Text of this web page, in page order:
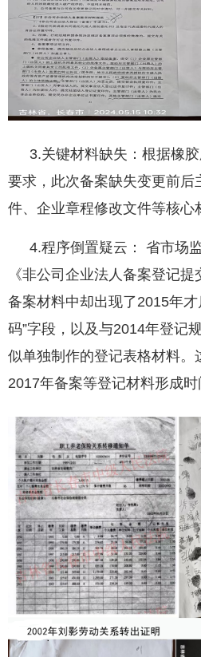
3.关键材料缺失：根据橡
要求，此次备案缺失变更前后
件、企业章程修改文件等核心
4.程序倒置疑云： 省市场
《非公司企业法人备案登记
备案材料中却出现了2015年
码”字段，以及与2014年登记
似单独制作的登记表格材料。
2017年备案等登记材料形成时